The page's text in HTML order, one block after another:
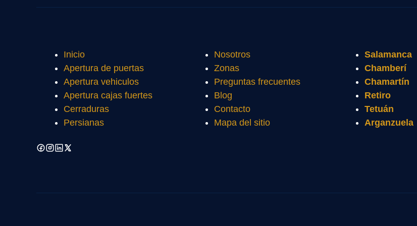
Inicio
Apertura de puertas
Apertura vehiculos
Apertura cajas fuertes
Cerraduras
Persianas
Nosotros
Zonas
Preguntas frecuentes
Blog
Contacto
Mapa del sitio
Salamanca
Chamberí
Chamartín
Retiro
Tetuán
Arganzuela